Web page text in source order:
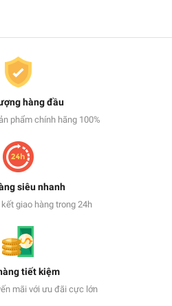
hàng đầu
phẩm chính hãng 100%
siêu nhanh
giao hàng trong 24h
tiết kiệm
mãi với ưu đãi cực lớn